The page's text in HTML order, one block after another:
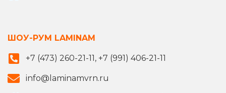
ШОУ-РУМ LAMINAM
+7 (473) 260-21-11, +7 (991) 406-21-11
info@laminamvrn.ru